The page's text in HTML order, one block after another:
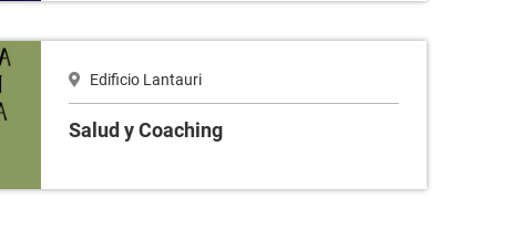
Edificio Lantauri
Salud y Coaching